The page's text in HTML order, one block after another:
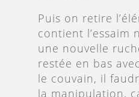
Puis on retire
contient l’essaim
une nouvelle
restée en bas
le couvain, il
la manipulation,